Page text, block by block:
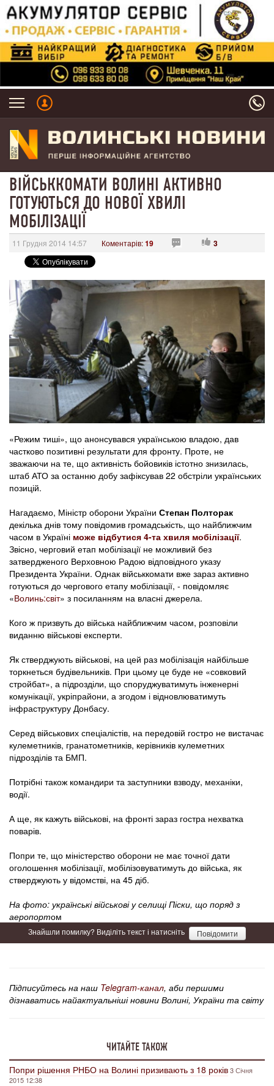
ВІЙСЬККОМАТИ ВОЛИНІ АКТИВНО
ГОТУЮТЬСЯ ДО НОВОЇ ХВИЛІ
МОБІЛІЗАЦІЇ
11 Грудня 2014 14:57 Коментарів:19 3
«Режим тиші», що анонсувався українською владою, дав
частково позитивні результати для фронту. Проте, не
зважаючи на те, що активність бойовиків істотно знизилась,
штаб АТО за останню добу зафіксував 22 обстріли українських
позицій.
Нагадаємо, Міністр оборони України Степан Полторак
декілька днів тому повідомив громадськість, що найближчим
часом в Україні може відбутися 4-та хвиля мобілізації.
Звісно, черговий етап мобілізації не можливий без
затвердженого Верховною Радою відповідного указу
Президента України. Однак військкомати вже зараз активно
готуються до чергового етапу мобілізації, - повідомляє
«Волинь:світ» з посиланням на власні джерела.
Кого ж призвуть до війська найближчим часом, розповіли
виданню військові експерти.
Як стверджують військові, на цей раз мобілізація найбільше
торкнеться будівельників. При цьому це буде не «совковий
стройбат», а підрозділи, що споруджуватимуть інженерні
комунікації, укріпрайони, а згодом і відновлюватимуть
інфраструктуру Донбасу.
Серед військових спеціалістів, на передовій гостро не вистачає
кулеметників, гранатометників, керівників кулеметних
підрозділів та БМП.
Потрібні також командири та заступники взводу, механіки,
водії.
А ще, як кажуть військові, на фронті зараз гостра нехватка
поварів.
Попри те, що міністерство оборони не має точної дати
оголошення мобілізації, мобілізовуватимуть до війська, як
стверджують у відомстві, на 45 діб.
На фото: українські військові у селищі Піски, що поряд з
аеропортом
Знайшли помилку? Виділіть текст і натисніть Повідомити
Підписуйтесь на наш Telegram-канал, аби першими
дізнаватись найактуальніші новини Волині, України та світу
ЧИТАЙТЕ ТАКОЖ
Попри рішення РНБО на Волині призивають з 18 років3 Січня
2015 12:38